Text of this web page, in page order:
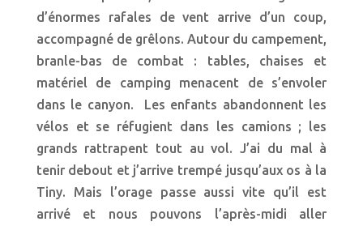
d’énormes rafales de vent arrive d’un coup,
accompagné de grêlons. Autour du campement,
branle-bas de combat : tables, chaises et
matériel de camping menacent de s’envoler
dans le canyon. Les enfants abandonnent les
vélos et se réfugient dans les camions ; les
grands rattrapent tout au vol. J’ai du mal à
tenir debout et j’arrive trempé jusqu’aux os à la
Tiny. Mais l’orage passe aussi vite qu’il est
arrivé et nous pouvons l’après-midi aller